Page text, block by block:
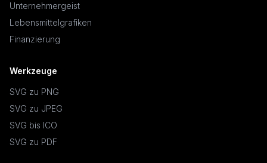
Unternehmergeist
Lebensmittelgrafiken
Finanzierung
Werkzeuge
SVG zu PNG
SVG zu JPEG
SVG bis ICO
SVG zu PDF